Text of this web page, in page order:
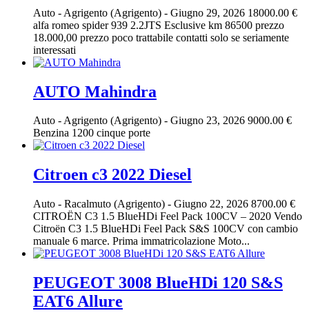
Auto - Agrigento (Agrigento) - Giugno 29, 2026 18000.00 €
alfa romeo spider 939 2.2JTS Esclusive km 86500 prezzo
18.000,00 prezzo poco trattabile contatti solo se seriamente
interessati
AUTO Mahindra
Auto -Agrigento (Agrigento) - Giugno 23, 2026 9000.00 €
Benzina 1200 cinque porte
Citroen c3 2022 Diesel
Auto - Racalmuto (Agrigento) - Giugno 22, 2026 8700.00 €
CITROËN C3 1.5 BlueHDi Feel Pack 100CV – 2020 Vendo
Citroën C3 1.5 BlueHDi Feel Pack S&S 100CV con cambio
manuale 6 marce. Prima immatricolazione Moto...
PEUGEOT 3008 BlueHDi 120 S&S
EAT6 Allure